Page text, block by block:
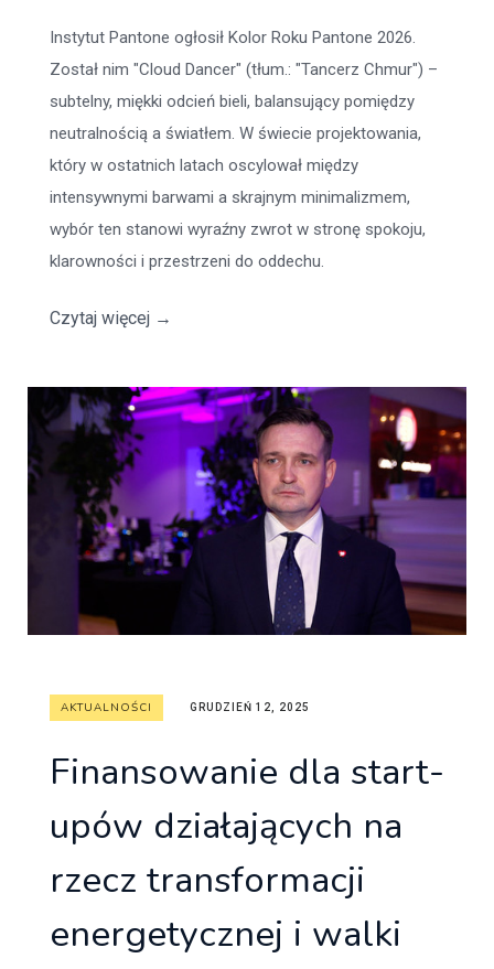
Instytut Pantone ogłosił Kolor Roku Pantone 2026.
Został nim "Cloud Dancer" (tłum.: "Tancerz Chmur") –
subtelny, miękki odcień bieli, balansujący pomiędzy
neutralnością a światłem. W świecie projektowania,
który w ostatnich latach oscylował między
intensywnymi barwami a skrajnym minimalizmem,
wybór ten stanowi wyraźny zwrot w stronę spokoju,
klarowności i przestrzeni do oddechu.
Czytaj więcej →
AKTUALNOŚCI GRUDZIEŃ 12, 2025
Finansowanie dla start-
upów działających na
rzecz transformacji
energetycznej i walki